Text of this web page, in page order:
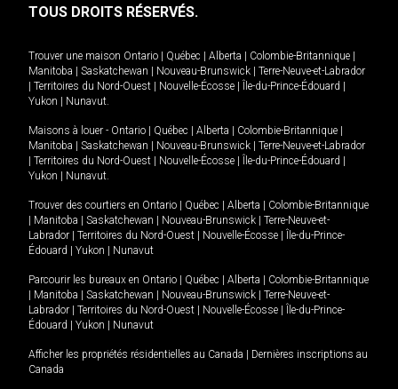
TOUS DROITS RÉSERVÉS.
Trouver une maison Ontario | Québec | Alberta | Colombie-Britannique |
Manitoba | Saskatchewan | Nouveau-Brunswick | Terre-Neuve-et-Labrador
| Territoires du Nord-Ouest | Nouvelle-Écosse | Île-du-Prince-Édouard |
Yukon | Nunavut
Maisons à louer - Ontario | Québec | Alberta | Colombie-Britannique |
Manitoba | Saskatchewan | Nouveau-Brunswick | Terre-Neuve-et-Labrador
| Territoires du Nord-Ouest | Nouvelle-Écosse | Île-du-Prince-Édouard |
Yukon | Nunavut
Trouver des courtiers en Ontario | Québec | Alberta | Colombie-Britannique
| Manitoba | Saskatchewan | Nouveau-Brunswick | Terre-Neuve-et-
Labrador | Territoires du Nord-Ouest | Nouvelle-Écosse | Île-du-Prince-
Édouard | Yukon | Nunavut
Parcourir les bureaux en Ontario | Québec | Alberta | Colombie-Britannique
| Manitoba | Saskatchewan | Nouveau-Brunswick | Terre-Neuve-et-
Labrador | Territoires du Nord-Ouest | Nouvelle-Écosse | Île-du-Prince-
Édouard | Yukon | Nunavut
Afficher les propriétés résidentielles au Canada | Dernières inscriptions au
Canada